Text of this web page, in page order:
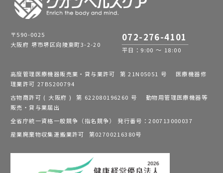
〒590-0025
大阪府 堺市堺区向陵東町3-2-20
072-276-4101
平日：9:00 ～ 18:00
高度管理医療機器販売業・貸与業許可 第 21N05051 号 医療機器修
理業許可 27BS200794
古物商許可 ( 大阪府 ) 第 622080196260 号 動物用管理医療機器等
販売・貸与業届出
全省庁統一資格一般競争（指名競争） 発行番号：200713000037
産業廃棄物収集運搬業許可 第02700216380号